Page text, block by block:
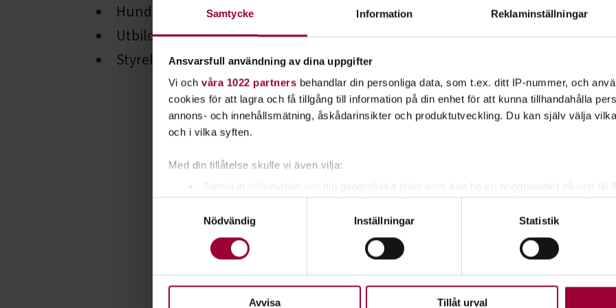
Samtycke Information Reklaminställningar
Ansvarsfull användning av dina uppgifter
Vi och våra 1022 partners behandlar din personliga data, som t.ex. ditt IP-nummer, och
cookies för att lagra och få tillgång till information på din enhet för att kunna tillhandahålla
annons- och innehållsmätning, åskådarinsikter och produktutveckling. Du kan själv välja
och i vilka syften.
Med din tillåtelse skulle vi även vilja:
Ta reda på mer om hur dina personliga uppgifter behandlas och ställ in dina preferenser i
eller dra tillbaka ditt samtycke när som helst från cookie-förklaringen.
För att du ska få en så bra upplevelse som möjligt använder vi kakor (cookies) på vår
Nödvändig
Inställningar Statistik
Avvisa Tillåt urval
Hundägarutbildning i studiecirkelform
Utbildningar för cirkelledare och instruktörer
Styrelseutbildningar och föreningsutveckling